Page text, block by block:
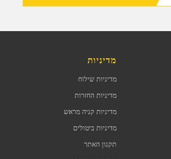
מדיניות
מדיניות שילוח
מדיניות החזרות
מדיניות קניה מראש
מדיניות ביטולים
תקנון האתר